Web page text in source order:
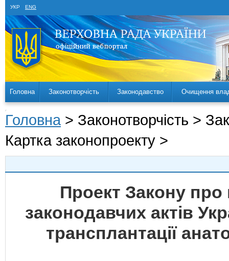
УКР ENG
Головна Законотворчість Законодавство Очищення
Головна > Законотворчість >
Картка законопроекту >
Проект Закону про
законодавчих актів
трансплантації